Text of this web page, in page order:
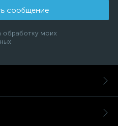
сообщение
обработку моих